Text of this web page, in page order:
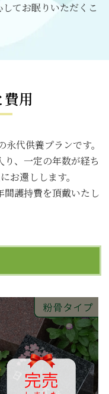
てお眠りいただくこ
用
代供養プランです。
、一定の年数が経ち
お還しします。
護持費を頂戴いたし